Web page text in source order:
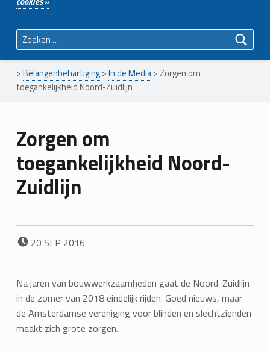
Zoeken naar:
>Belangenbehartiging>In de Media> Zorgen om
toegankelijkheid Noord-Zuidlijn
Zorgen om
toegankelijkheid Noord-
Zuidlijn
POSTED ON:
20 SEP 2016
Na jaren van bouwwerkzaamheden gaat de Noord-Zuidlijn
in de zomer van 2018 eindelijk rijden. Goed nieuws, maar
de Amsterdamse vereniging voor blinden en slechtzienden
maakt zich grote zorgen.